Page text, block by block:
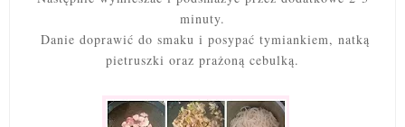
minuty.
Danie doprawić do smaku i posypać tymiankiem, natką
pietruszki oraz prażoną cebulką.